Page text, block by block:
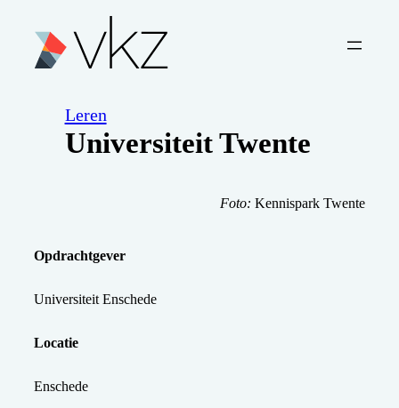
Leren
Universiteit Twente
Foto: Kennispark Twente
Opdrachtgever
Universiteit Enschede
Locatie
Enschede